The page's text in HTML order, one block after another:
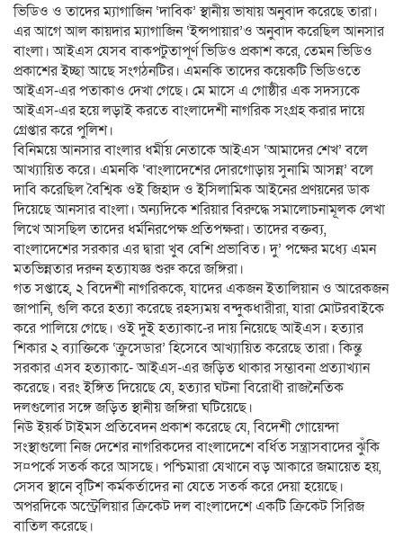
ভিডিও ও তাদের ম্যাগাজিন ‘দাবিক’ স্থানীয় ভাষায় অনুবাদ করেছে তারা।
এর আগে আল কায়দার ম্যাগাজিন ‘ইন্সপায়ার’ও অনুবাদ করেছিল আনসার
বাংলা। আইএস যেসব বাকপটুতাপূর্ণ ভিডিও প্রকাশ করে, তেমন ভিডিও
প্রকাশের ইচ্ছা আছে সংগঠনটির। এমনকি তাদের কয়েকটি ভিডিওতে
আইএস-এর পতাকাও দেখা গেছে। মে মাসে এ গোষ্ঠীর এক সদস্যকে
আইএস-এর হয়ে লড়াই করতে বাংলাদেশী নাগরিক সংগ্রহ করার দায়ে
গ্রেপ্তার করে পুলিশ।
বিনিময়ে আনসার বাংলার ধর্মীয় নেতাকে আইএস ‘আমাদের শেখ’ বলে
আখ্যায়িত করে। এমনকি ‘বাংলাদেশের দোরগোড়ায় সুনামি আসন্ন’ বলে
দাবি করেছিল বৈশ্বিক ওই জিহাদ ও ইসিলামিক আইনের প্রণয়নের ডাক
দিয়েছে আনসার বাংলা। অন্যদিকে শরিয়ার বিরুদ্ধে সমালোচনামূলক লেখা
লিখে আসছিল তাদের ধর্মনিরপেক্ষ প্রতিপক্ষরা। তাদের বক্তব্য,
বাংলাদেশের সরকার এর দ্বারা খুব বেশি প্রভাবিত। দু’ পক্ষের মধ্যে এমন
মতভিন্নতার দরুন হত্যাযজ্ঞ শুরু করে জঙ্গিরা।
গত সপ্তাহে, ২ বিদেশী নাগরিককে, যাদের একজন ইতালিয়ান ও আরেকজন
জাপানি, গুলি করে হত্যা করেছে রহস্যময় বন্দুকধারীরা, যারা মোটরবাইকে
করে পালিয়ে গেছে। ওই দুই হত্যাকা-ের দায় নিয়েছে আইএস। হত্যার
শিকার ২ ব্যাক্তিকে ‘ক্রুসেডার’ হিসেবে আখ্যায়িত করেছে তারা। কিন্তু
সরকার এসব হত্যাকা-ে আইএস-এর জড়িত থাকার সম্ভাবনা প্রত্যাখ্যান
করেছে। বরং ইঙ্গিত দিয়েছে যে, হত্যার ঘটনা বিরোধী রাজনৈতিক
দলগুলোর সঙ্গে জড়িত স্থানীয় জঙ্গিরা ঘটিয়েছে।
নিউ ইয়র্ক টাইমস প্রতিবেদন প্রকাশ করেছে যে, বিদেশী গোয়েন্দা
সংস্থাগুলো নিজ দেশের নাগরিকদের বাংলাদেশে বর্ধিত সন্ত্রাসবাদের ঝুঁকি
স¤পর্কে সতর্ক করে আসছে। পশ্চিমারা যেখানে বড় আকারে জমায়েত হয়,
সেসব স্থানে বৃটিশ কর্মকর্তাদের না যেতে সতর্ক করে দেয়া হয়েছে।
অপরদিকে অস্ট্রেলিয়ার ক্রিকেট দল বাংলাদেশে একটি ক্রিকেট সিরিজ
বাতিল করেছে।